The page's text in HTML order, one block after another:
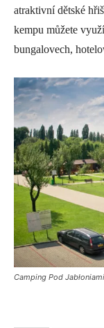
atraktivní dětské
kempu můžete
bungalovech,
Camping Pod Jabłoniami